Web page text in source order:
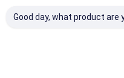
Good day, what product are